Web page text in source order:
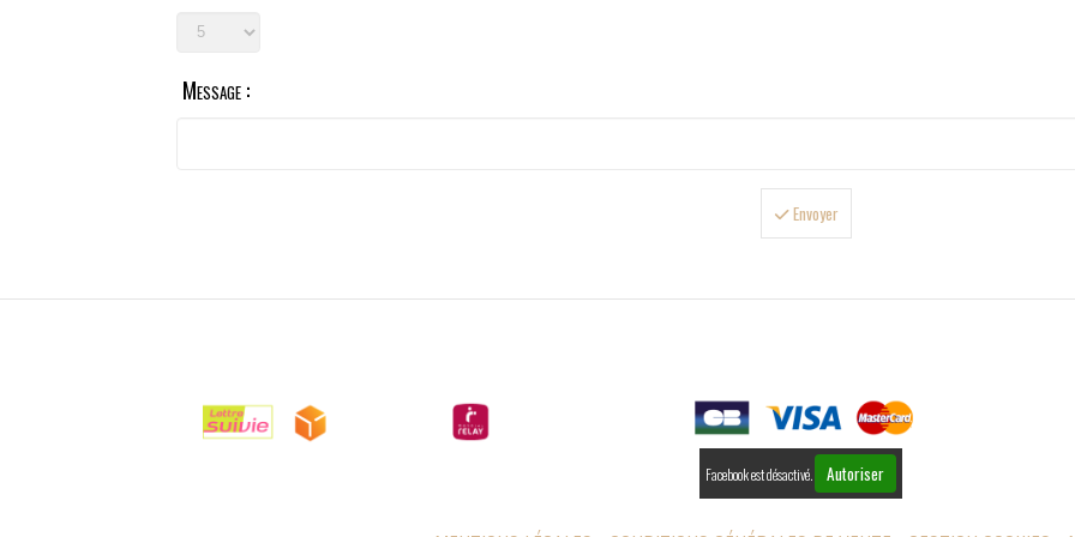
Message :
Envoyer
Facebook est désactivé. Autoriser